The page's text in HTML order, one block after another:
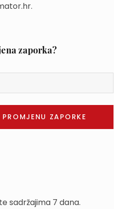
zaporka?
sadržajima 7 dana.